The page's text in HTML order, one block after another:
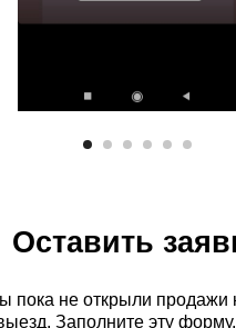
Оставить
пока не открыли продажи
Заполните эту